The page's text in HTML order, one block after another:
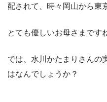
配されて、時々岡山から東
とても優しいお母さまです
では、水川かたまりさんの
はなんでしょうか？